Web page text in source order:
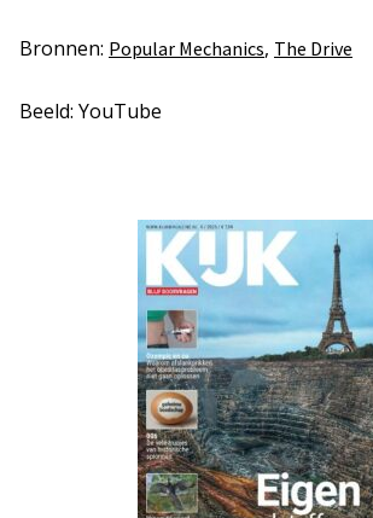
Bronnen: Popular Mechanics, The Drive
Beeld: YouTube